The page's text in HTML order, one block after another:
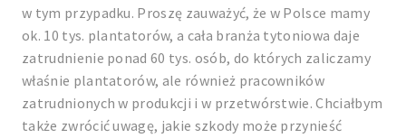
w tym przypadku. Proszę zauważyć, że w Polsce mamy
ok. 10 tys. plantatorów, a cała branża tytoniowa daje
zatrudnienie ponad 60 tys. osób, do których zaliczamy
właśnie plantatorów, ale również pracowników
zatrudnionych w produkcji i w przetwórstwie. Chciałbym
także zwrócić uwagę, jakie szkody może przynieść